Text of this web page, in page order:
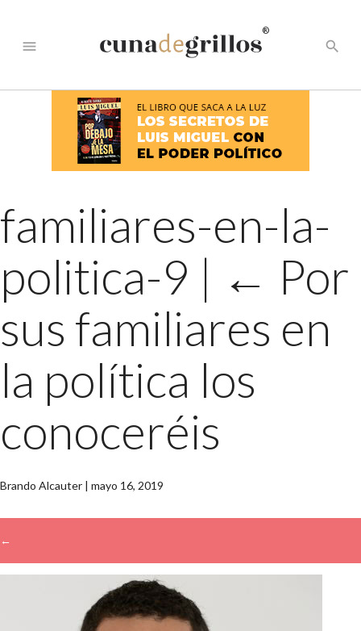
menu
®
search
familiares-en-la-
politica-9 | ← Por
sus familiares en
la política los
conoceréis
Brando Alcauter | mayo 16, 2019
←